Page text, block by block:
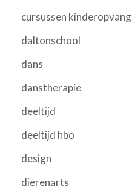
cursussen kinderopvang
daltonschool
dans
danstherapie
deeltijd
deeltijd hbo
design
dierenarts